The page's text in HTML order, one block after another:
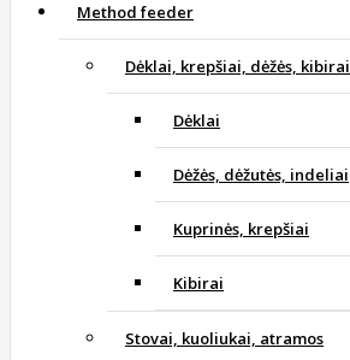
Method feeder
Dėklai, krepšiai, dėžės, kibirai
Dėklai
Dėžės, dėžutės, indeliai
Kuprinės, krepšiai
Kibirai
Stovai, kuoliukai, atramos